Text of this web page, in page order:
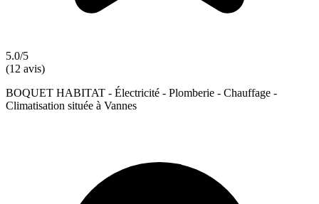
5.0/5
(12 avis)
BOQUET HABITAT - Électricité - Plomberie - Chauffage -
Climatisation située à Vannes